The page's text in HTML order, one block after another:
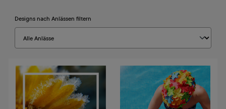
Designs nach Anlässen filtern